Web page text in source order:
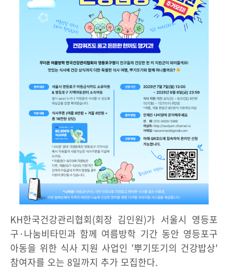
KH한국건강관리협회(회장 김인원)가 서울시 영등포
구·나눔비타민과 함께 여름방학 기간 동안 영등포구
아동을 위한 식사 지원 사업인 '뿌기또기의 건강밥상'
참여자를 오는 8일까지 추가 모집한다.